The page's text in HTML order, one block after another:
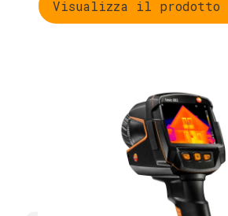
Visualizza il prodotto